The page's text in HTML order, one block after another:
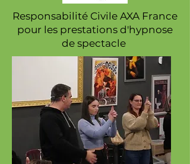
Responsabilité Civile AXA France
pour les prestations d'hypnose
de spectacle